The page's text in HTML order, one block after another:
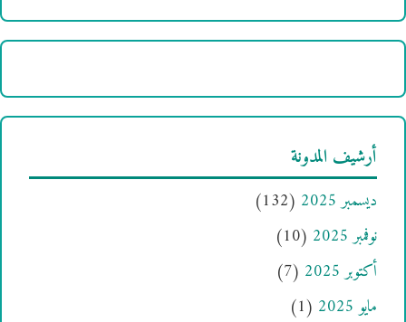
أرشيف المدونة
ديسمبر 2025
(132)
نوفمبر 2025
(10)
أكتوبر 2025
(7)
مايو 2025
(1)